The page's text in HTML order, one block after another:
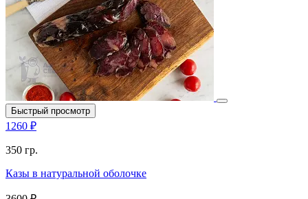
Быстрый просмотр
1260 ₽
350 гр.
Казы в натуральной оболочке